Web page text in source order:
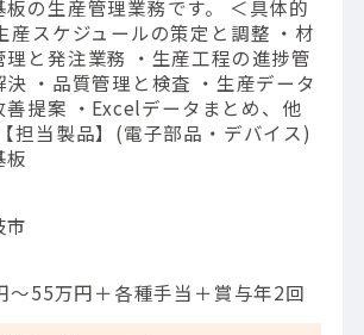
板の生産管理業務です。 ＜具体的
産スケジュールの策定と調整 ・材
理と発注業務 ・生産工程の進捗管
決 ・品質管理と検査 ・生産データ
善提案 ・Excelデータまとめ、他
担当製品】(電子部品・デバイス)
板
市
～55万円＋各種手当＋賞与年2回